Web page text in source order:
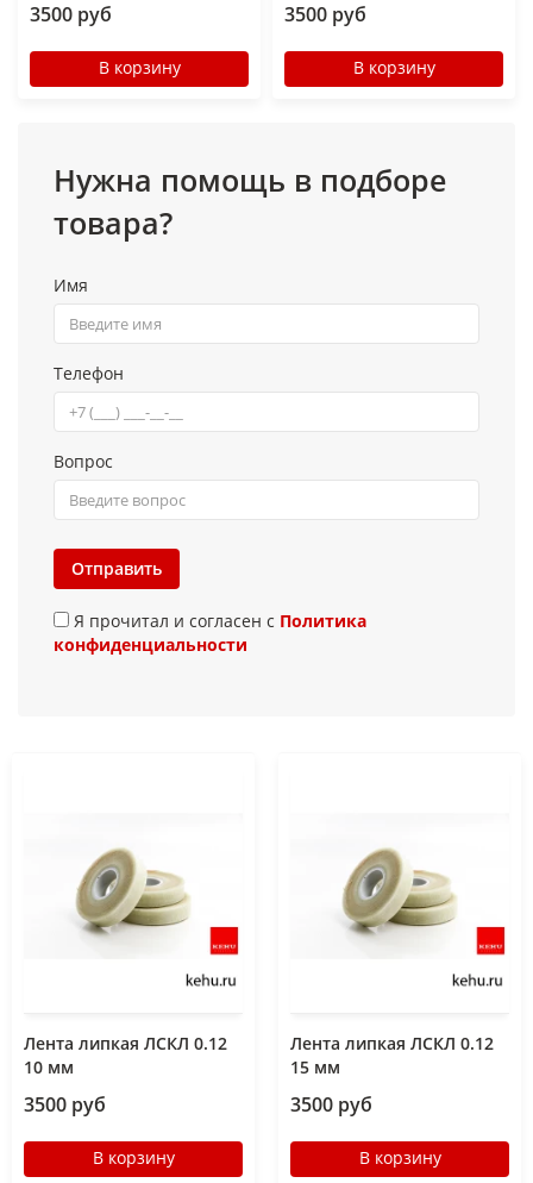
3500 руб
В корзину
3500 руб
В корзину
Нужна помощь в подборе
товара?
Имя
Телефон
Вопрос
Отправить
Я прочитал и согласен с Политика
конфиденциальности
Лента липкая ЛСКЛ 0.12
10 мм
3500 руб
В корзину
Лента липкая ЛСКЛ 0.12
15 мм
3500 руб
В корзину